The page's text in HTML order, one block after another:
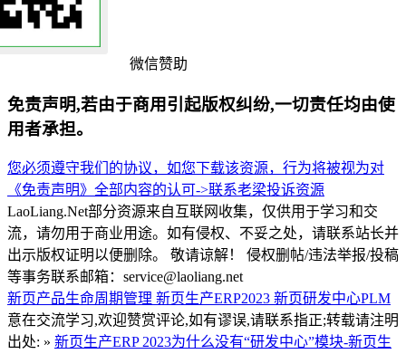
微信赞助
免责声明,若由于商用引起版权纠纷,一切责任均由使
用者承担。
您必须遵守我们的协议，如您下载该资源，行为将被视为对
《免责声明》全部内容的认可->联系老梁投诉资源
LaoLiang.Net部分资源来自互联网收集，仅供用于学习和交
流，请勿用于商业用途。如有侵权、不妥之处，请联系站长并
出示版权证明以便删除。 敬请谅解！ 侵权删帖/违法举报/投稿
等事务联系邮箱：service@laoliang.net
新页产品生命周期管理 新页生产ERP2023 新页研发中心PLM
意在交流学习,欢迎赞赏评论,如有谬误,请联系指正;转载请注明
出处: » 新页生产ERP 2023为什么没有“研发中心”模块-新页生